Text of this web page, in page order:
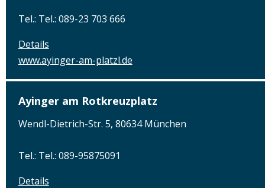
Tel.: Tel.: 089-23 703 666
Details
www.ayinger-am-platzl.de
Ayinger am Rotkreuzplatz
Wendl-Dietrich-Str. 5, 80634 München
Tel.: Tel.: 089-95875091
Details